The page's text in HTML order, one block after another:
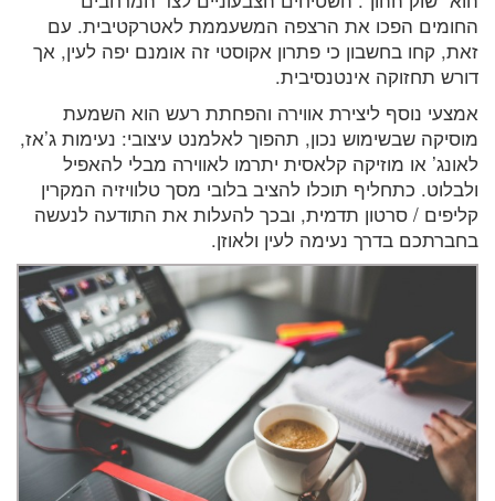
החומים הפכו את הרצפה המשעממת לאטרקטיבית. עם
זאת, קחו בחשבון כי פתרון אקוסטי זה אומנם יפה לעין, אך
דורש תחזוקה אינטנסיבית.
אמצעי נוסף ליצירת אווירה והפחתת רעש הוא השמעת
מוסיקה שבשימוש נכון, תהפוך לאלמנט עיצובי: נעימות ג’אז,
לאונג’ או מוזיקה קלאסית יתרמו לאווירה מבלי להאפיל
ולבלוט. כתחליף תוכלו להציב בלובי מסך טלוויזיה המקרין
קליפים / סרטון תדמית, ובכך להעלות את התודעה לנעשה
בחברתכם בדרך נעימה לעין ולאוזן.